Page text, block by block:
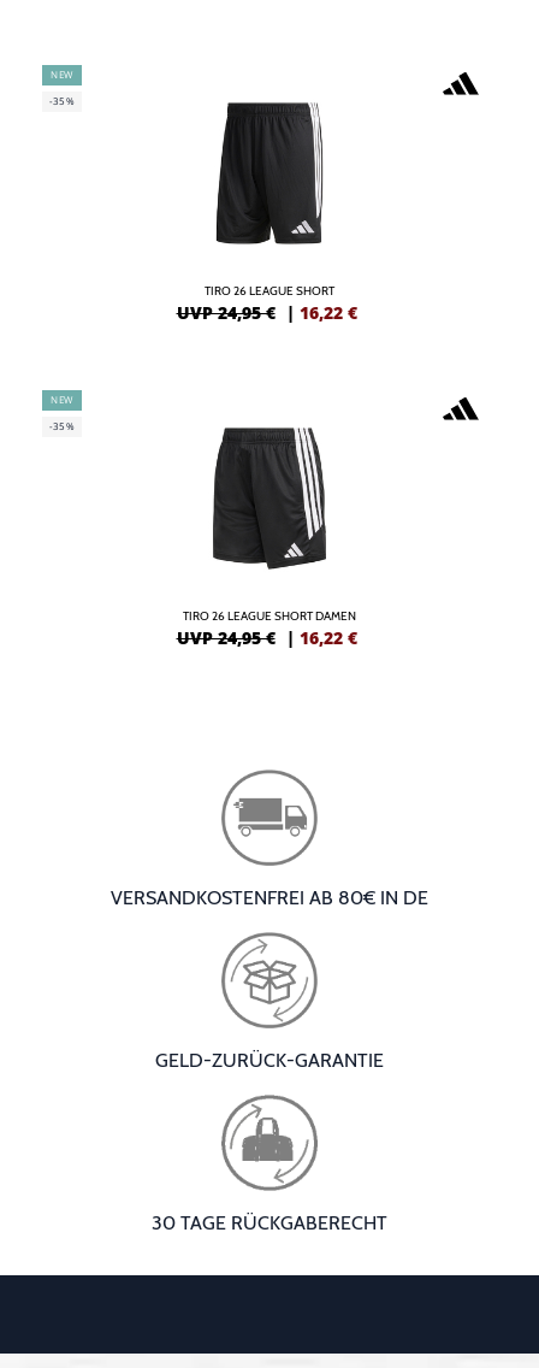
NEW
-35%
TIRO 26 LEAGUE SHORT
UVP 24,95 € | 16,22 €
NEW
-35%
TIRO 26 LEAGUE SHORT DAMEN
UVP 24,95 € | 16,22 €
VERSANDKOSTENFREI AB 80€ IN DE
GELD-ZURÜCK-GARANTIE
30 TAGE RÜCKGABERECHT